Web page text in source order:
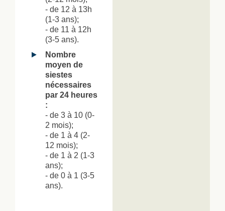
- de 12 à 13h
(1-3 ans);
- de 11 à 12h
(3-5 ans).
Nombre
moyen de
siestes
nécessaires
par 24 heures
:
- de 3 à 10 (0-
2 mois);
- de 1 à 4 (2-
12 mois);
- de 1 à 2 (1-3
ans);
- de 0 à 1 (3-5
ans).